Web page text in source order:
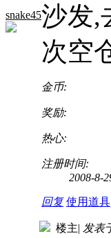
snake45沙发,
次空
金币:
奖励:
热心:
注册时间:
2008-8-
回复 使用道具
楼主| 发表